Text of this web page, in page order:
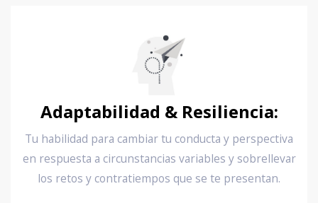
Adaptabilidad & Resiliencia:
Tu habilidad para cambiar tu conducta y perspectiva
en respuesta a circunstancias variables y sobrellevar
los retos y contratiempos que se te presentan.